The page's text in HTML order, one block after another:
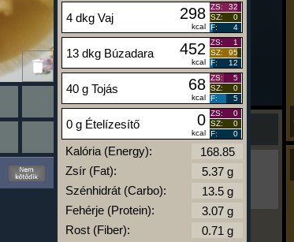
Ha ma már nem eszel/sportolsz többet,
kattints a kiértékelésre!
A Kalória Szimulátor Prémium funkció.
4 dkg Vaj 298
kcal
ZS:
32
SZ:
0
F:
4
13 dkg Búzadara 452
kcal
ZS:
1
SZ:
95
F:
12
40 g Tojás 68
kcal
ZS:
5
SZ:
0
F:
5
0 g Ételízesítő 0
kcal
ZS:
0
SZ:
0
F:
0
Kalória (Energy):
Zsír (Fat):
Szénhidrát (Carbo):
Fehérje (Protein):
Rost (Fiber):